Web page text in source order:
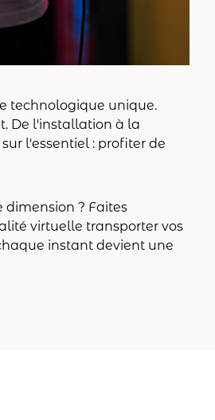
technologique unique.
De l'installation à la
l'essentiel : profiter de
? Faites
virtuelle transporter vos
instant devient une